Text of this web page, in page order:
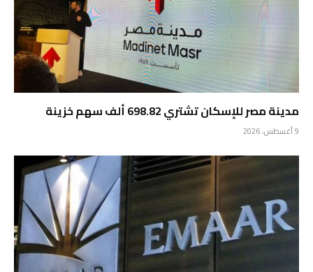
مدينة مصر للإسكان تشتري 698.82 ألف سهم خزينة
9 أغسطس، 2026